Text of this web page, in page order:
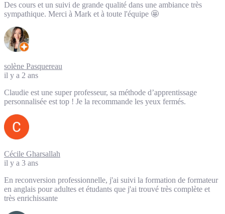
Des cours et un suivi de grande qualité dans une ambiance très
sympathique. Merci à Mark et à toute l'équipe 🤩
solène Pasquereau
il y a 2 ans
Claudie est une super professeur, sa méthode d’apprentissage
personnalisée est top ! Je la recommande les yeux fermés.
Cécile Gharsallah
il y a 3 ans
En reconversion professionnelle, j'ai suivi la formation de formateur
en anglais pour adultes et étudants que j'ai trouvé très complète et
très enrichissante